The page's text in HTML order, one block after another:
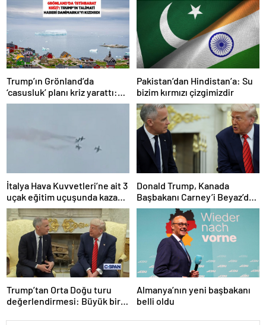
Trump’ın Grönland’da
‘casusluk’ planı kriz yarattı:
Danimarka ABD elçisini
Pakistan’dan Hindistan’a: Su
bizim kırmızı çizgimizdir
İtalya Hava Kuvvetleri’ne ait 3
uçak eğitim uçuşunda kaza
yaptı
Donald Trump, Kanada
Başbakanı Carney’i Beyaz’da
ağırladı
Trump’tan Orta Doğu turu
değerlendirmesi: Büyük bir
Almanya’nın yeni başbakanı
belli oldu